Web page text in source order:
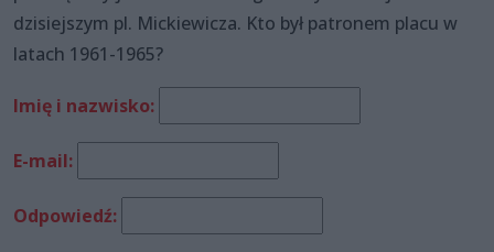
dzisiejszym pl. Mickiewicza. Kto był patronem placu w
latach 1961-1965?
Imię i nazwisko:
E-mail:
Odpowiedź: